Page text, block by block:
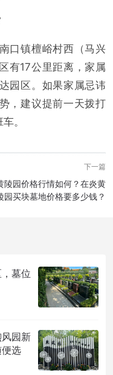
口镇檀峪村西（马兴
有17公里距离，家属
园区。如果家属忌讳
，建议提前一天拨打
。
下一篇
陵园价格行情如何？在炎黄
园买块墓地价格要多少钱？
墓位
园新
选